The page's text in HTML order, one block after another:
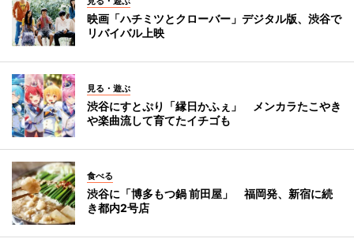
映画「ハチミツとクローバー」デジタル版、渋谷で
リバイバル上映
見る・遊ぶ
渋谷にすとぷり「縁日かふぇ」 メンカラたこやき
や楽曲流して育てたイチゴも
食べる
渋谷に「博多もつ鍋 前田屋」 福岡発、新宿に続
き都内2号店